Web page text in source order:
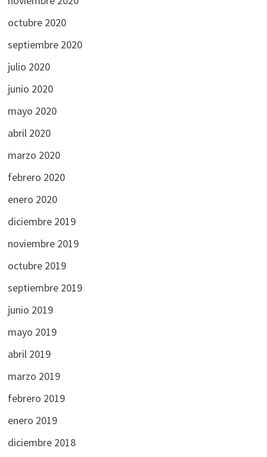
octubre 2020
septiembre 2020
julio 2020
junio 2020
mayo 2020
abril 2020
marzo 2020
febrero 2020
enero 2020
diciembre 2019
noviembre 2019
octubre 2019
septiembre 2019
junio 2019
mayo 2019
abril 2019
marzo 2019
febrero 2019
enero 2019
diciembre 2018